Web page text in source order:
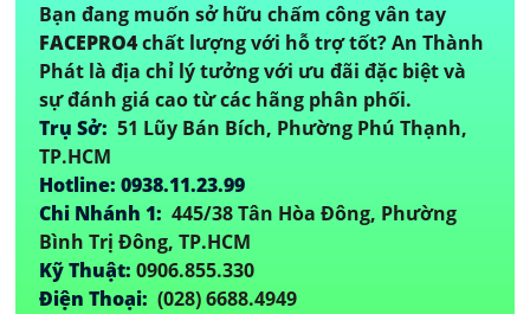
Bạn đang muốn sở hữu chấm công vân tay
FACEPRO4chất lượng với hỗ trợ tốt? An Thành
Phát là địa chỉ lý tưởng với ưu đãi đặc biệt và
sự đánh giá cao từ các hãng phân phối.
Trụ Sở: 51 Lũy Bán Bích, Phường Phú Thạnh,
TP.HCM
Hotline: 0938.11.23.99
Chi Nhánh 1: 445/38 Tân Hòa Đông, Phường
Bình Trị Đông, TP.HCM
Kỹ Thuật: 0906.855.330
Điện Thoại: (028) 6688.4949